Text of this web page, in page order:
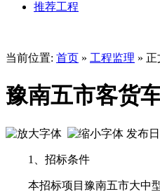
推荐工程
当前位置: 首页 » 工程监理 » 正
豫南五市客货
发布
1、招标条件
本招标项目豫南五市大中型